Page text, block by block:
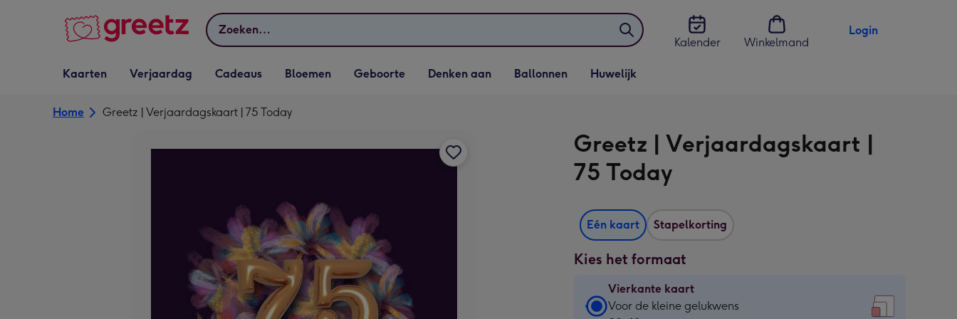
Zoeken
Kalender
Winkelmand
Login
Vervolgkeuzelijst
Kaarten openen
Kaarten
Vervolgkeuzelijst
Verjaardag openen
Verjaardag
Vervolgkeuzelijst
Cadeaus openen
Cadeaus
Vervolgkeuzelijst
Bloemen openen
Bloemen
Vervolgkeuzelijst
Geboorte openen
Geboorte
Vervolgkeuzelijst
Denken aan openen
Denken aan
Vervolgkeuzelijst
Ballonnen openen
Ballonnen
Vervolgkeuzelijst
Huwelijk openen
Huwelijk
Home Greetz | Verjaardagskaart | 75 Today
Greetz | Verjaardagskaart |
75 Today
Eén kaart Stapelkorting
Kies het formaat
Vierkante kaart
Vierkante
Voor de kleine gelukwens